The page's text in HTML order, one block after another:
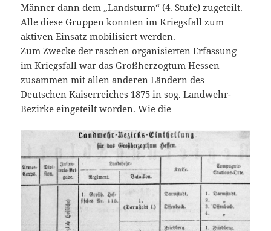
Männer dann dem „Landsturm“ (4. Stufe) zugeteilt.
Alle diese Gruppen konnten im Kriegsfall zum
aktiven Einsatz mobilisiert werden.
Zum Zwecke der raschen organisierten Erfassung
im Kriegsfall war das Großherzogtum Hessen
zusammen mit allen anderen Ländern des
Deutschen Kaiserreiches 1875 in sog. Landwehr-
Bezirke eingeteilt worden. Wie die